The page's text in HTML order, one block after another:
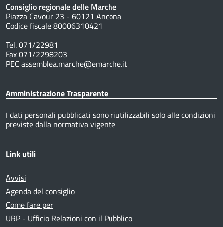
Consiglio regionale delle Marche
Piazza Cavour 23 - 60121 Ancona
Codice fiscale 80006310421
Tel. 071/22981
Fax 071/2298203
PEC assemblea.marche@emarche.it
Amministrazione Trasparente
I dati personali pubblicati sono riutilizzabili solo alle condizioni
previste dalla normativa vigente
Link utili
Avvisi
Agenda del consiglio
Come fare per
URP - Ufficio Relazioni con il Pubblico